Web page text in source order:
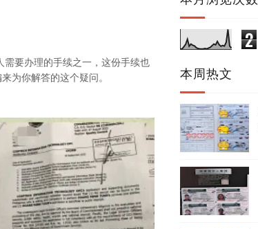
要办理的手续之一，这份手续也
为你解答的这个疑问。
2
本周热文